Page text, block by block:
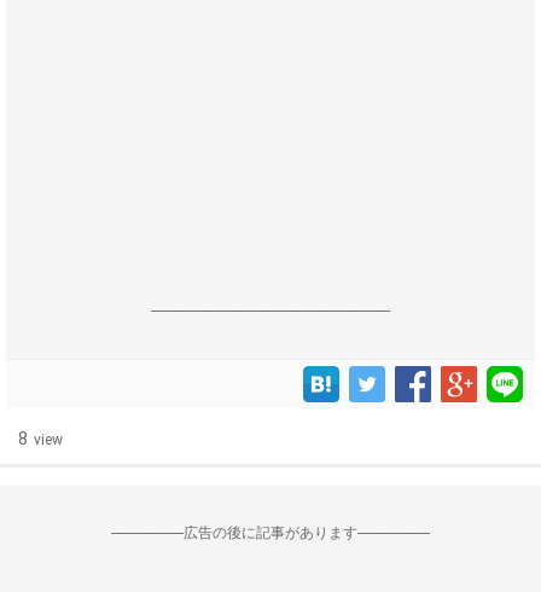
------------------------------------------------------------------
8 view
--------------------広告の後に記事があります--------------------